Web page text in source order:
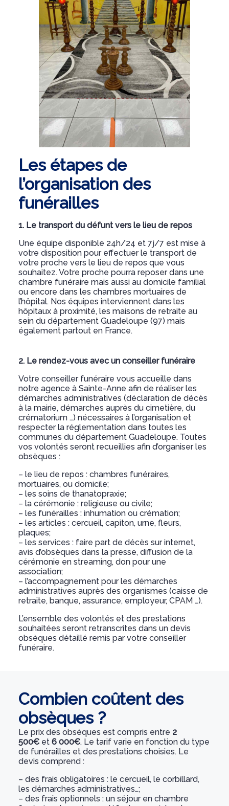
Les étapes de
l’organisation des
funérailles
1. Le transport du défunt vers le lieu de repos
Une équipe disponible 24h/24 et 7j/7 est mise à
votre disposition pour effectuer le transport de
votre proche vers le lieu de repos que vous
souhaitez. Votre proche pourra reposer dans une
chambre funéraire mais aussi au domicile familial
ou encore dans les chambres mortuaires de
l’hôpital. Nos équipes interviennent dans les
hôpitaux à proximité, les maisons de retraite au
sein du département Guadeloupe (97) mais
également partout en France.
2. Le rendez-vous avec un conseiller funéraire
Votre conseiller funéraire vous accueille dans
notre agence à Sainte-Anne afin de réaliser les
démarches administratives (déclaration de décès
à la mairie, démarches auprès du cimetière, du
crématorium …) nécessaires à l’organisation et
respecter la réglementation dans toutes les
communes du département Guadeloupe. Toutes
vos volontés seront recueillies afin d’organiser les
obsèques :
– le lieu de repos : chambres funéraires,
mortuaires, ou domicile;
– les soins de thanatopraxie;
– la cérémonie : religieuse ou civile;
– les funérailles : inhumation ou crémation;
– les articles : cercueil, capiton, urne, fleurs,
plaques;
– les services : faire part de décès sur internet,
avis d’obsèques dans la presse, diffusion de la
cérémonie en streaming, don pour une
association;
– l’accompagnement pour les démarches
administratives auprès des organismes (caisse de
retraite, banque, assurance, employeur, CPAM …).
L’ensemble des volontés et des prestations
souhaitées seront retranscrites dans un devis
obsèques détaillé remis par votre conseiller
funéraire.
Combien coûtent des
obsèques ?
Le prix des obsèques est compris entre 2
500€ et 6 000€. Le tarif varie en fonction du type
de funérailles et des prestations choisies. Le
devis comprend :
– des frais obligatoires : le cercueil, le corbillard,
les démarches administratives…;
– des frais optionnels : un séjour en chambre